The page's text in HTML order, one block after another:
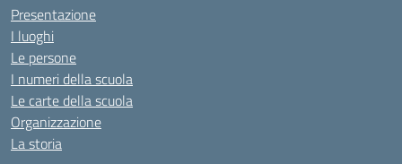
Presentazione
I luoghi
Le persone
I numeri della scuola
Le carte della scuola
Organizzazione
La storia